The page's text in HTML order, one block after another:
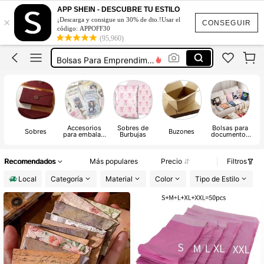
CONSEGUIR
×
APP SHEIN - DESCUBRE TU ESTILO
¡Descarga y consigue un 30% de dto.!Usar el
código: APPOFF30
(95,960)
Bolsas Personalizadas Para Negocio
Sobres Para Dinero
Bolsas De Empaque
Sobres Para Dinero
Sobres Accesorios
para embalaje
Sobres de
Burbujas Buzones Bolsas para
documentos
Recomendados Más populares Precio
Filtros
Local
Categoría Material Color Tipo de Estilo